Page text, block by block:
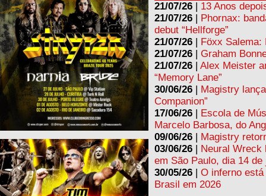
21/07/26
13 Anos
21/07/26
Phornax:
debut “Hellforge”
21/07/26
Föxx Salema:
21/07/26
Graham
21/07/26
Alex Meister
“Memory Lane”
30/06/26
Magistry
Companion”
17/06/26
Escola de
Marcelo Barbosa, do
09/06/26
Magistry
03/06/26
Neural Wreck
em São Paulo, dia 14 de
30/05/26
O inferno
Brasil em 2026